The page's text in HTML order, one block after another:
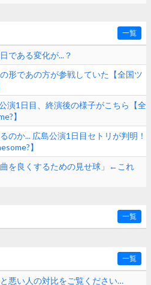
一覧
である変化が...？
形であの方が参戦していた【全国ツ
演1日目、終演後の様子がこちら【全
】
のか... 広島公演1日目セトリが判明！
】
曲を良くするための見せ球」←これ
一覧
一覧
悪い人の対比をご覧ください…